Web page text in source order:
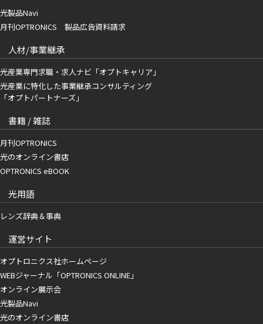
光製品Navi
月刊OPTRONICS 製品広告資料請求
人材/事業継承
光産業専門求職・求人ナビ「オプトキャリア」
光産業に特化した事業継承コンサルティング
「オプトパートナーズ」
書籍 / 雑誌
月刊OPTRONICS
光のオンライン書店
OPTRONICS eBOOK
光用語
レンズ辞典＆事典
運営サイト
オプトロニクス社ホームページ
WEBジャーナル「OPTRONICS ONLINE」
オンライン展示会
光製品Navi
光のオンライン書店